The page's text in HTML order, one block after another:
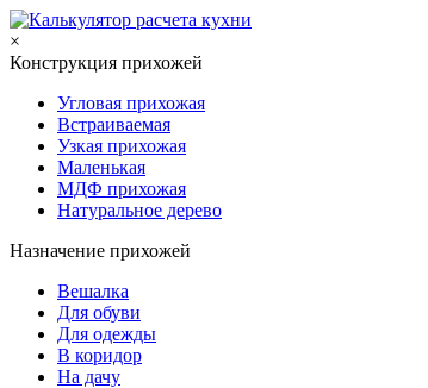
×
Конструкция прихожей
Угловая прихожая
Встраиваемая
Узкая прихожая
Маленькая
МДФ прихожая
Натуральное дерево
Назначение прихожей
Вешалка
Для обуви
Для одежды
В коридор
На дачу